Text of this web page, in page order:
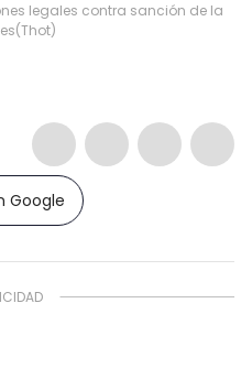
legales contra sanción de la
(Thot)
Google